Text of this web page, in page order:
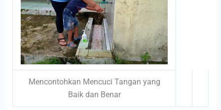
Mencontohkan Mencuci Tangan yang
Baik dan Benar